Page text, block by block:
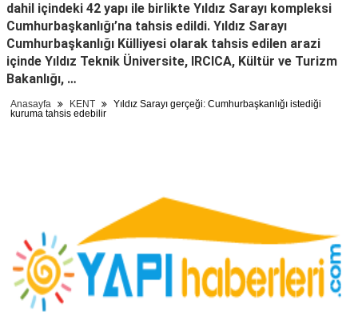
dahil içindeki 42 yapı ile birlikte Yıldız Sarayı kompleksi
Cumhurbaşkanlığı’na tahsis edildi. Yıldız Sarayı
Cumhurbaşkanlığı Külliyesi olarak tahsis edilen arazi
içinde Yıldız Teknik Üniversite, IRCICA, Kültür ve Turizm
Bakanlığı, …
Anasayfa KENT
Yıldız Sarayı gerçeği: Cumhurbaşkanlığı istediği
kuruma tahsis edebilir